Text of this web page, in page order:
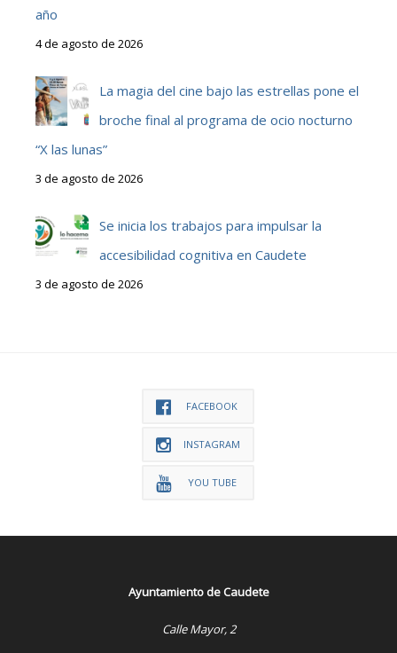
año
4 de agosto de 2026
La magia del cine bajo las estrellas pone el
broche final al programa de ocio nocturno
“X las lunas”
3 de agosto de 2026
Se inicia los trabajos para impulsar la
accesibilidad cognitiva en Caudete
3 de agosto de 2026
FACEBOOK
INSTAGRAM
YOU TUBE
Ayuntamiento de Caudete
Calle Mayor, 2